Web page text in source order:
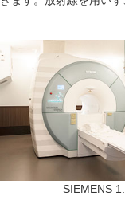
SIEMENS